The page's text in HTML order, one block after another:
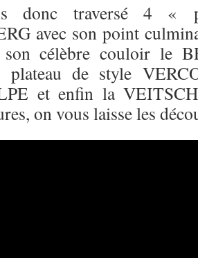
donc traversé 4 «
avec son point
son célèbre couloir le
plateau de style
et enfin la
on vous laisse les